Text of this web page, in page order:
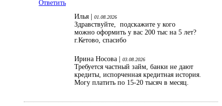
Ответить
Илья |
01.08.2026
Здравствуйте, подскажите у кого
можно оформить у вас 200 тыс на 5 лет?
г.Кетово, спасибо
Ирина Носова | 03.08.2026
Требуется частный займ, банки не дают
кредиты, испорченная кредитная история.
Могу платить по 15-20 тысяч в месяц.